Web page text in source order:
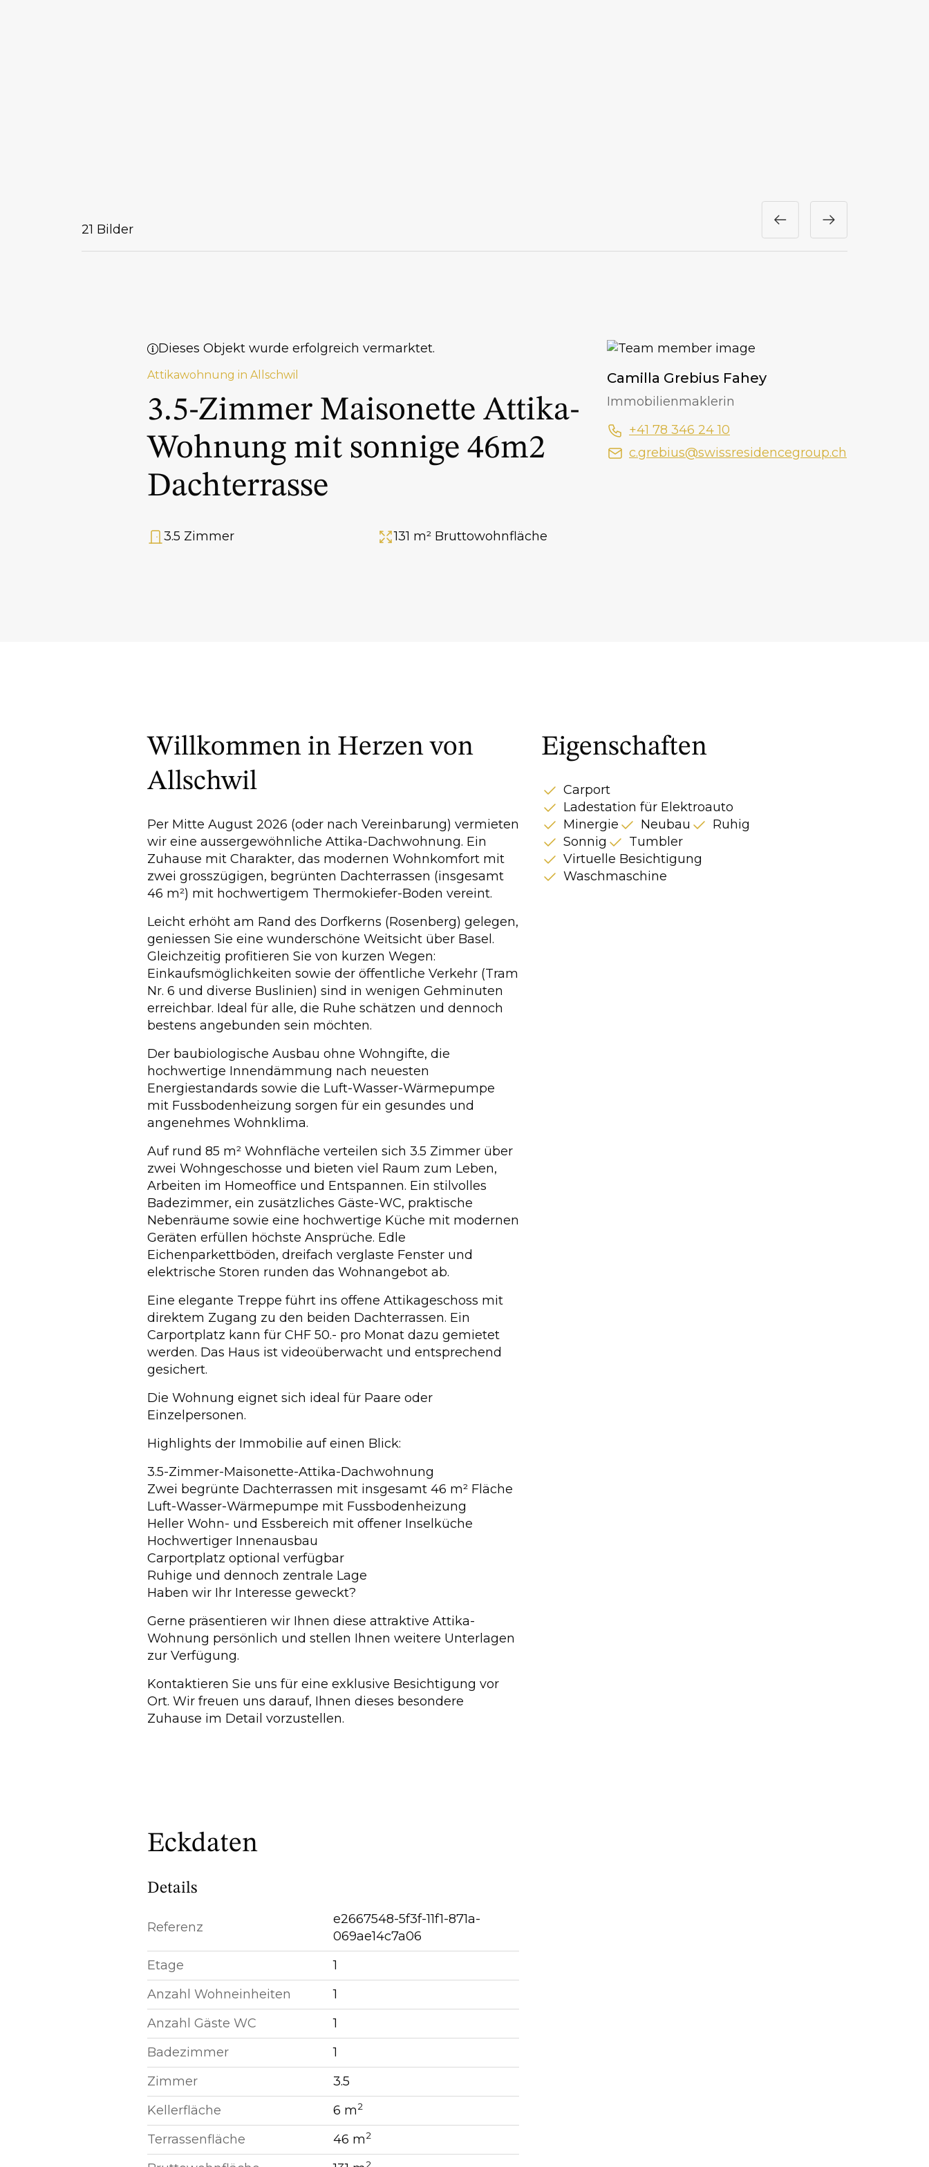
21 Bilder
Dieses Objekt wurde erfolgreich vermarktet.
Attikawohnung in Allschwil
3.5-Zimmer Maisonette Attika-
Wohnung mit sonnige 46m2
Dachterrasse
Anzahl Zimmer
3.5 Zimmer Fläche
131 m² Bruttowohnfläche
Camilla Grebius Fahey
Immobilienmaklerin
+41 78 346 24 10
c.grebius@swissresidencegroup.ch
Willkommen in Herzen von
Allschwil
Per Mitte August 2026 (oder nach Vereinbarung) vermieten
wir eine aussergewöhnliche Attika-Dachwohnung. Ein
Zuhause mit Charakter, das modernen Wohnkomfort mit
zwei grosszügigen, begrünten Dachterrassen (insgesamt
46 m²) mit hochwertigem Thermokiefer-Boden vereint.
Leicht erhöht am Rand des Dorfkerns (Rosenberg) gelegen,
geniessen Sie eine wunderschöne Weitsicht über Basel.
Gleichzeitig profitieren Sie von kurzen Wegen:
Einkaufsmöglichkeiten sowie der öffentliche Verkehr (Tram
Nr. 6 und diverse Buslinien) sind in wenigen Gehminuten
erreichbar. Ideal für alle, die Ruhe schätzen und dennoch
bestens angebunden sein möchten.
Der baubiologische Ausbau ohne Wohngifte, die
hochwertige Innendämmung nach neuesten
Energiestandards sowie die Luft-Wasser-Wärmepumpe
mit Fussbodenheizung sorgen für ein gesundes und
angenehmes Wohnklima.
Auf rund 85 m² Wohnfläche verteilen sich 3.5 Zimmer über
zwei Wohngeschosse und bieten viel Raum zum Leben,
Arbeiten im Homeoffice und Entspannen. Ein stilvolles
Badezimmer, ein zusätzliches Gäste-WC, praktische
Nebenräume sowie eine hochwertige Küche mit modernen
Geräten erfüllen höchste Ansprüche. Edle
Eichenparkettböden, dreifach verglaste Fenster und
elektrische Storen runden das Wohnangebot ab.
Eine elegante Treppe führt ins offene Attikageschoss mit
direktem Zugang zu den beiden Dachterrassen. Ein
Carportplatz kann für CHF 50.- pro Monat dazu gemietet
werden. Das Haus ist videoüberwacht und entsprechend
gesichert.
Die Wohnung eignet sich ideal für Paare oder
Einzelpersonen.
Highlights der Immobilie auf einen Blick:
3.5-Zimmer-Maisonette-Attika-Dachwohnung
Zwei begrünte Dachterrassen mit insgesamt 46 m² Fläche
Luft-Wasser-Wärmepumpe mit Fussbodenheizung
Heller Wohn- und Essbereich mit offener Inselküche
Hochwertiger Innenausbau
Carportplatz optional verfügbar
Ruhige und dennoch zentrale Lage
Haben wir Ihr Interesse geweckt?
Gerne präsentieren wir Ihnen diese attraktive Attika-
Wohnung persönlich und stellen Ihnen weitere Unterlagen
zur Verfügung.
Kontaktieren Sie uns für eine exklusive Besichtigung vor
Ort. Wir freuen uns darauf, Ihnen dieses besondere
Zuhause im Detail vorzustellen.
Eckdaten
Details
Referenz
e2667548-5f3f-11f1-871a-
069ae14c7a06
Etage
1
Anzahl Wohneinheiten
1
Anzahl Gäste WC
1
Badezimmer
1
Zimmer
3.5
Kellerfläche
6 m2
Terrassenfläche 46 m2
2
Eigenschaften
Carport
Ladestation für Elektroauto
Minergie
Neubau
Ruhig
Sonnig
Tumbler
Virtuelle Besichtigung
Waschmaschine